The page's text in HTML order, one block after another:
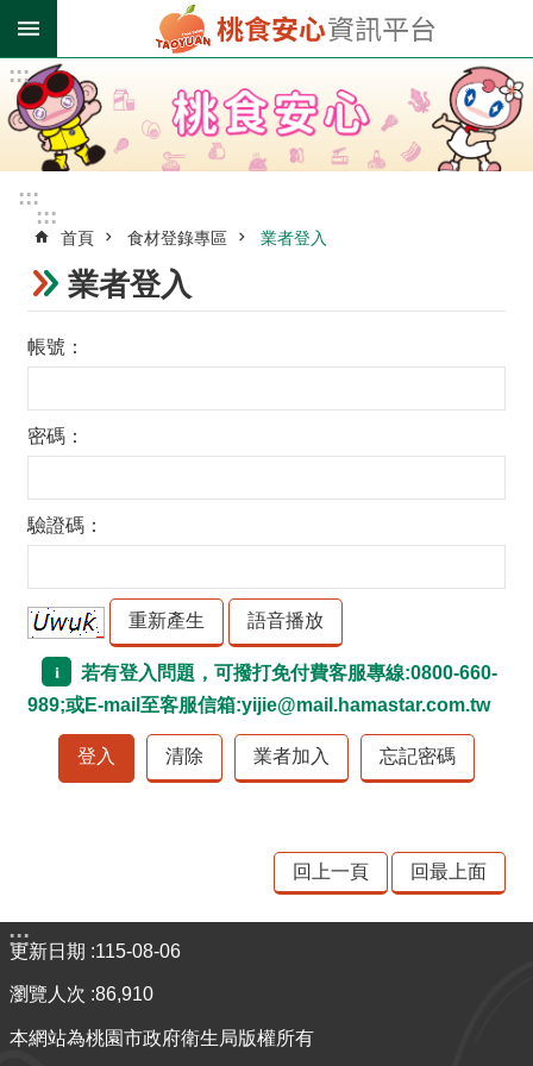
跳到主要內容區塊
進
階
搜
尋
業
者
登
專
區
受
影
油
品
專
最
者
專
區
食
:::
:::
:::
首頁 食材登錄專區 業者登入
業者登入
帳號
密碼
驗證碼
若有登入問題，可撥打免付費客服專線:0800-660-
989;或E-mail至客服信箱:yijie@mail.hamastar.com.tw
回上一頁 回最上面
:::
更新日期 115-08-06
瀏覽人次 86,910
本網站為桃園市政府衛生局版權所有